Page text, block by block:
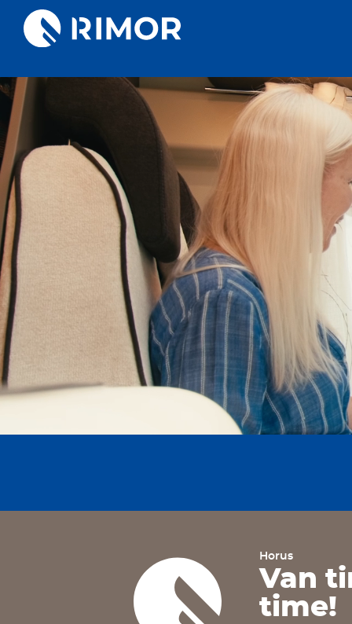
Horus
Van
time!